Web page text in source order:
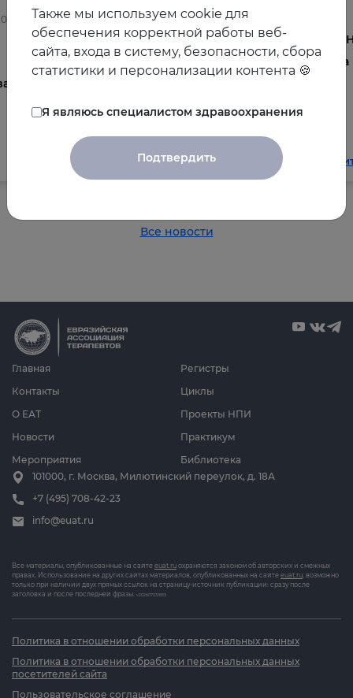
03.08.2026
Осведомленность врачей о
менопаузе и менопаузальной
Читать далее
V
Все новости
Главная
О ЕАТ
Новости
Мероприятия
Циклы
Проекты НПИ
Практикум
Библиотека
Регистры
Контакты
101000, г. Москва, Милютинский переулок, д. 18А
+7 (495) 708-42-23
info@euat.ru
Все материалы, опубликованные на сайте euat.ru охраняются законом об авторских и смежных
правах. Использование на других сайтах материалов, опубликованных на сайте euat.ru, возможно
только при наличии двух прямых ссылок на страницу-источник публикации: сразу после
заголовка и после последней фразы. v202607031833
Политика в отношении обработки персональных данных
Политика в отношении обработки персональных данных
посетителей сайта
Пользовательское соглашение
Также мы используем cookie для
обеспечения корректной работы веб-
сайта, входа в систему, безопасности, сбора
статистики и персонализации контента 🍪
Я являюсь специалистом здравоохранения
Подтвердить